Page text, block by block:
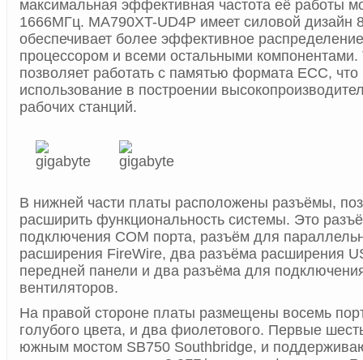
максимальная эффективная частота её работы
1666МГц. MA790XT-UD4P имеет силовой дизайн
обеспечивает более эффективное
процессором и всеми остальными компонентами.
позволяет работать с памятью формата ECC, что
использование в построении
рабочих станций.
В нижней части платы расположены разъёмы,
расширить функциональность системы. Это
подключения COM порта, разъём для
расширения FireWire, два разъёма расширения
передней панели и два разъёма для
вентиляторов.
На правой стороне платы размещены восемь
голубого цвета, и два фиолетового. Первые
южным мостом SB750 Southbridge, и